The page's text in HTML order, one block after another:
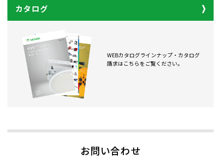
カタログ
WEBカタログラインナップ・カタログ
請求はこちらをご覧ください。
お問い合わせ